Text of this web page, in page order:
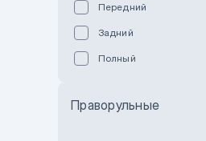
Передний
Задний
Полный
Праворульные